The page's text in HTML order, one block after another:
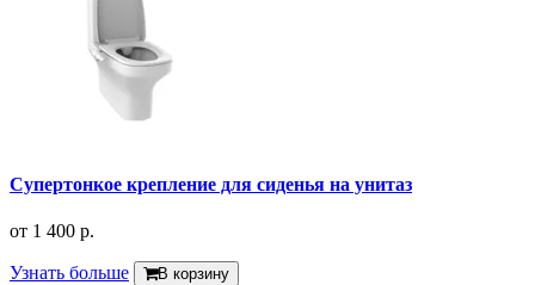
Супертонкое крепление для сиденья на унитаз
от 1 400 р.
Узнать больше В корзину